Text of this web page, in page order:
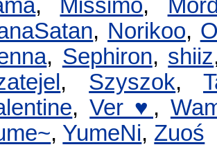
, Missimo,
, Norikoo,
, Sephiron, shiiz
, Szyszok,
,Ver ♥ ,
, YumeNi, Zuoś